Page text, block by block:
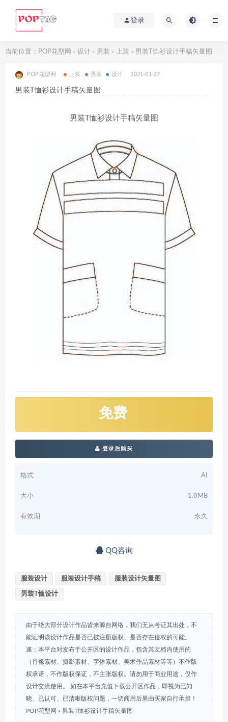
登录
当前位置： POP花型网 > 设计 > 男装 > 上装 > 男装T恤衫设计手稿矢量图
POP花型网 上装 男装 设计 2021-01-27
男装T恤衫设计手稿矢量图
男装T恤衫设计手稿矢量图
免费
登录后购买
格式 AI
大小 1.8MB
有效期 永久
QQ咨询
服装设计 服装设计手稿 服装设计矢量图
男装T恤设计
由于绝大部分设计作品皆来源自网络，我们无从考证其出处，不
能证明该设计作品是否已被注册版权、是否存在侵权的可能。
遂：本平台对发布于公开区的设计作品，包含其文档内使用的
（肖像素材、摄影素材、字体素材、美术作品素材等等）不作版
权承诺，不作版权保证，不主张版权。请勿用于商业用途，仅作
设计交流使用。 如在本平台充值下载公开区作品，即视为已知
晓、已认可、已清晰版权问题，一切商用后果由买家自行承担！
POP花型网 » 男装T恤衫设计手稿矢量图